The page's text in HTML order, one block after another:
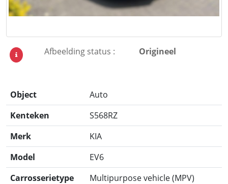
Afbeelding status : Origineel
Object
Auto
Kenteken
S568RZ
Merk
KIA
Model
EV6
Carrosserietype
Multipurpose vehicle (MPV)